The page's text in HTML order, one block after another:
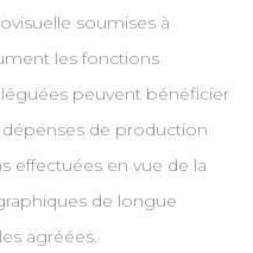
soumises à
les fonctions
peuvent bénéficier
dépenses de production
effectuées en vue de la
de longue
agréées.